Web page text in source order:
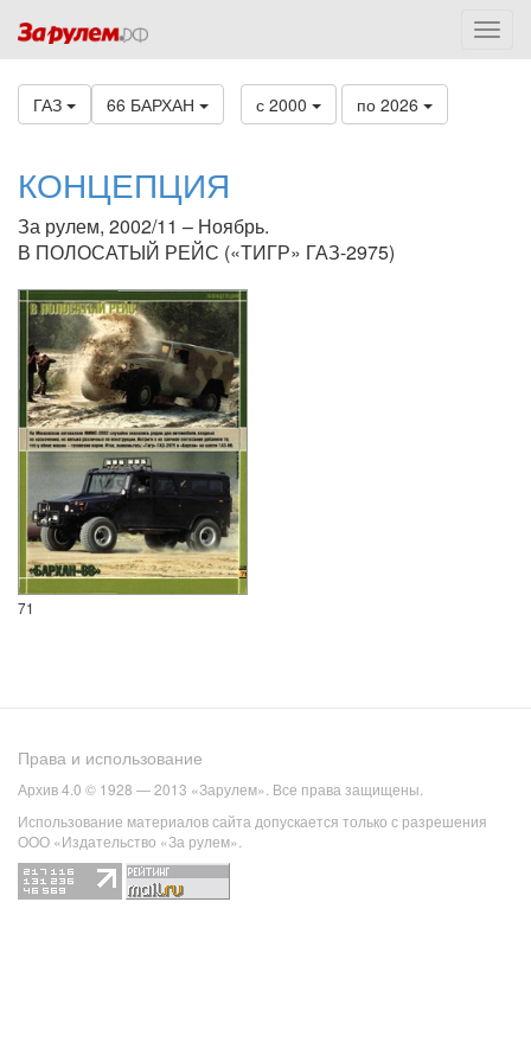
ГАЗ 66 БАРХАН с 2000 по 2026
КОНЦЕПЦИЯ
За рулем, 2002/11 – Ноябрь.
В ПОЛОСАТЫЙ РЕЙС («ТИГР» ГАЗ-2975)
71
Права и использование
Архив 4.0 © 1928 — 2013 «Зарулем». Все права защищены.
Использование материалов сайта допускается только с разрешения
ООО «Издательство «За рулем».